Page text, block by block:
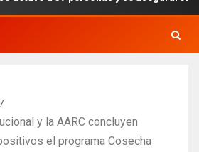
y la AARC concluyen
el programa Cosecha